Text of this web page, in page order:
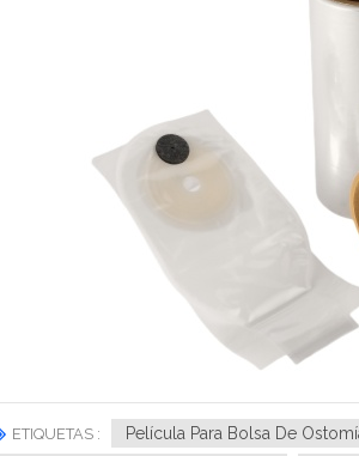
ETIQUETAS : Película Para Bolsa De